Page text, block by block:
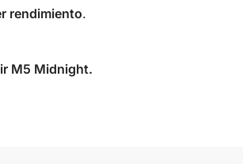
rendimiento.
M5 Midnight.